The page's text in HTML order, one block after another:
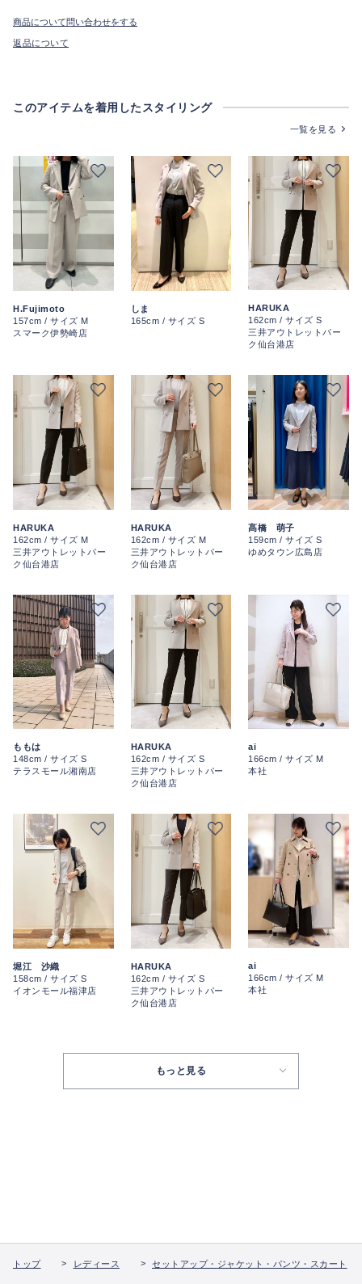
商品について問い合わせをする
返品について
このアイテムを着用したスタイリング
一覧を見る
H.Fujimoto
157cm / サイズ M
スマーク伊勢崎店
しま
165cm / サイズ S
HARUKA
162cm / サイズ S
三井アウトレットパー
ク仙台港店
HARUKA
162cm / サイズ M
三井アウトレットパー
ク仙台港店
HARUKA
162cm / サイズ M
三井アウトレットパー
ク仙台港店
髙橋 萌子
159cm / サイズ S
ゆめタウン広島店
ももは
148cm / サイズ S
テラスモール湘南店
HARUKA
162cm / サイズ S
三井アウトレットパー
ク仙台港店
ai
166cm / サイズ M
本社
堀江 沙織
158cm / サイズ S
イオンモール福津店
HARUKA
162cm / サイズ S
三井アウトレットパー
ク仙台港店
ai
166cm / サイズ M
本社
もっと見る
トップ レディース セットアップ・ジャケット・パンツ・スカート